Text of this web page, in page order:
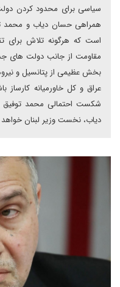
سیاسی برای محدود کردن
همراهی حسان دیاب و محمد
است که هرگونه تلاش برای
مقاومت از جانب دولت های
بخش عظیمی از پتانسیل و
عراق و کل خاورمیانه
شکست احتمالی محمد
دیاب، نخست وزیر لبنان